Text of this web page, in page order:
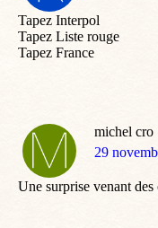
Tapez Interpol
Tapez Liste rouge
Tapez France
michel cro
dit
29
Une surprise venant